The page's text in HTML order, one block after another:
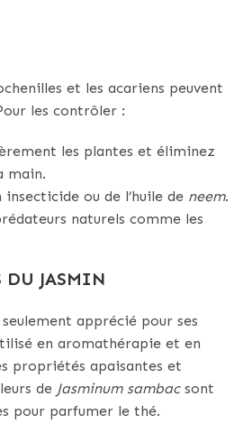
et les acariens peuvent
les contrôler :
les plantes et éliminez
main.
ou de l’huile de neem.
naturels comme les
JASMIN
seulement apprécié pour ses
en aromathérapie et en
propriétés apaisantes et
de Jasminum sambacsont
pour parfumer le thé.